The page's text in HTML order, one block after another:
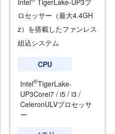
ロセッサー（最大4.4GH
z）を搭載したファンレス
組込システム
CPU
Intel®TigerLake-
UP3Corei7 / i5 / i3 /
CeleronULVプロセッサ
ー